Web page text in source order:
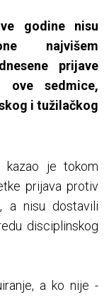
godine nisu
najvišem
prijave
ove sedmice,
i tužilačkog
kazao je tokom
prijava protiv
a nisu dostavili
disciplinskog
a ko nije -